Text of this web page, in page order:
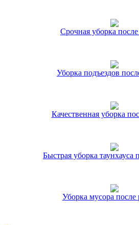
Срочная уборка
Уборка подъездов
Качественная уборка
Быстрая уборка таунхауса
Уборка мусора после